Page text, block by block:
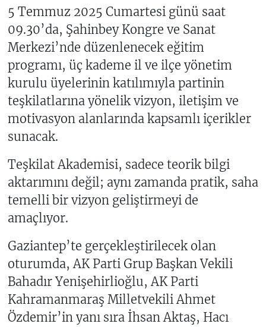
5 Temmuz 2025 Cumartesi günü saat
09.30’da, Şahinbey Kongre ve Sanat
Merkezi’nde düzenlenecek eğitim
programı, üç kademe il ve ilçe yönetim
kurulu üyelerinin katılımıyla partinin
teşkilatlarına yönelik vizyon, iletişim ve
motivasyon alanlarında kapsamlı içerikler
sunacak.
Teşkilat Akademisi, sadece teorik bilgi
aktarımını değil; aynı zamanda pratik, saha
temelli bir vizyon geliştirmeyi de
amaçlıyor.
Gaziantep’te gerçekleştirilecek olan
oturumda, AK Parti Grup Başkan Vekili
Bahadır Yenişehirlioğlu, AK Parti
Kahramanmaraş Milletvekili Ahmet
Özdemir’in yanı sıra İhsan Aktaş, Hacı